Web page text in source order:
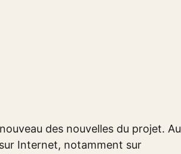
des nouvelles du projet. Au
Internet, notamment sur